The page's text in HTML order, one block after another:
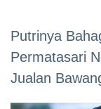
Putrinya
Permatasari
Jualan